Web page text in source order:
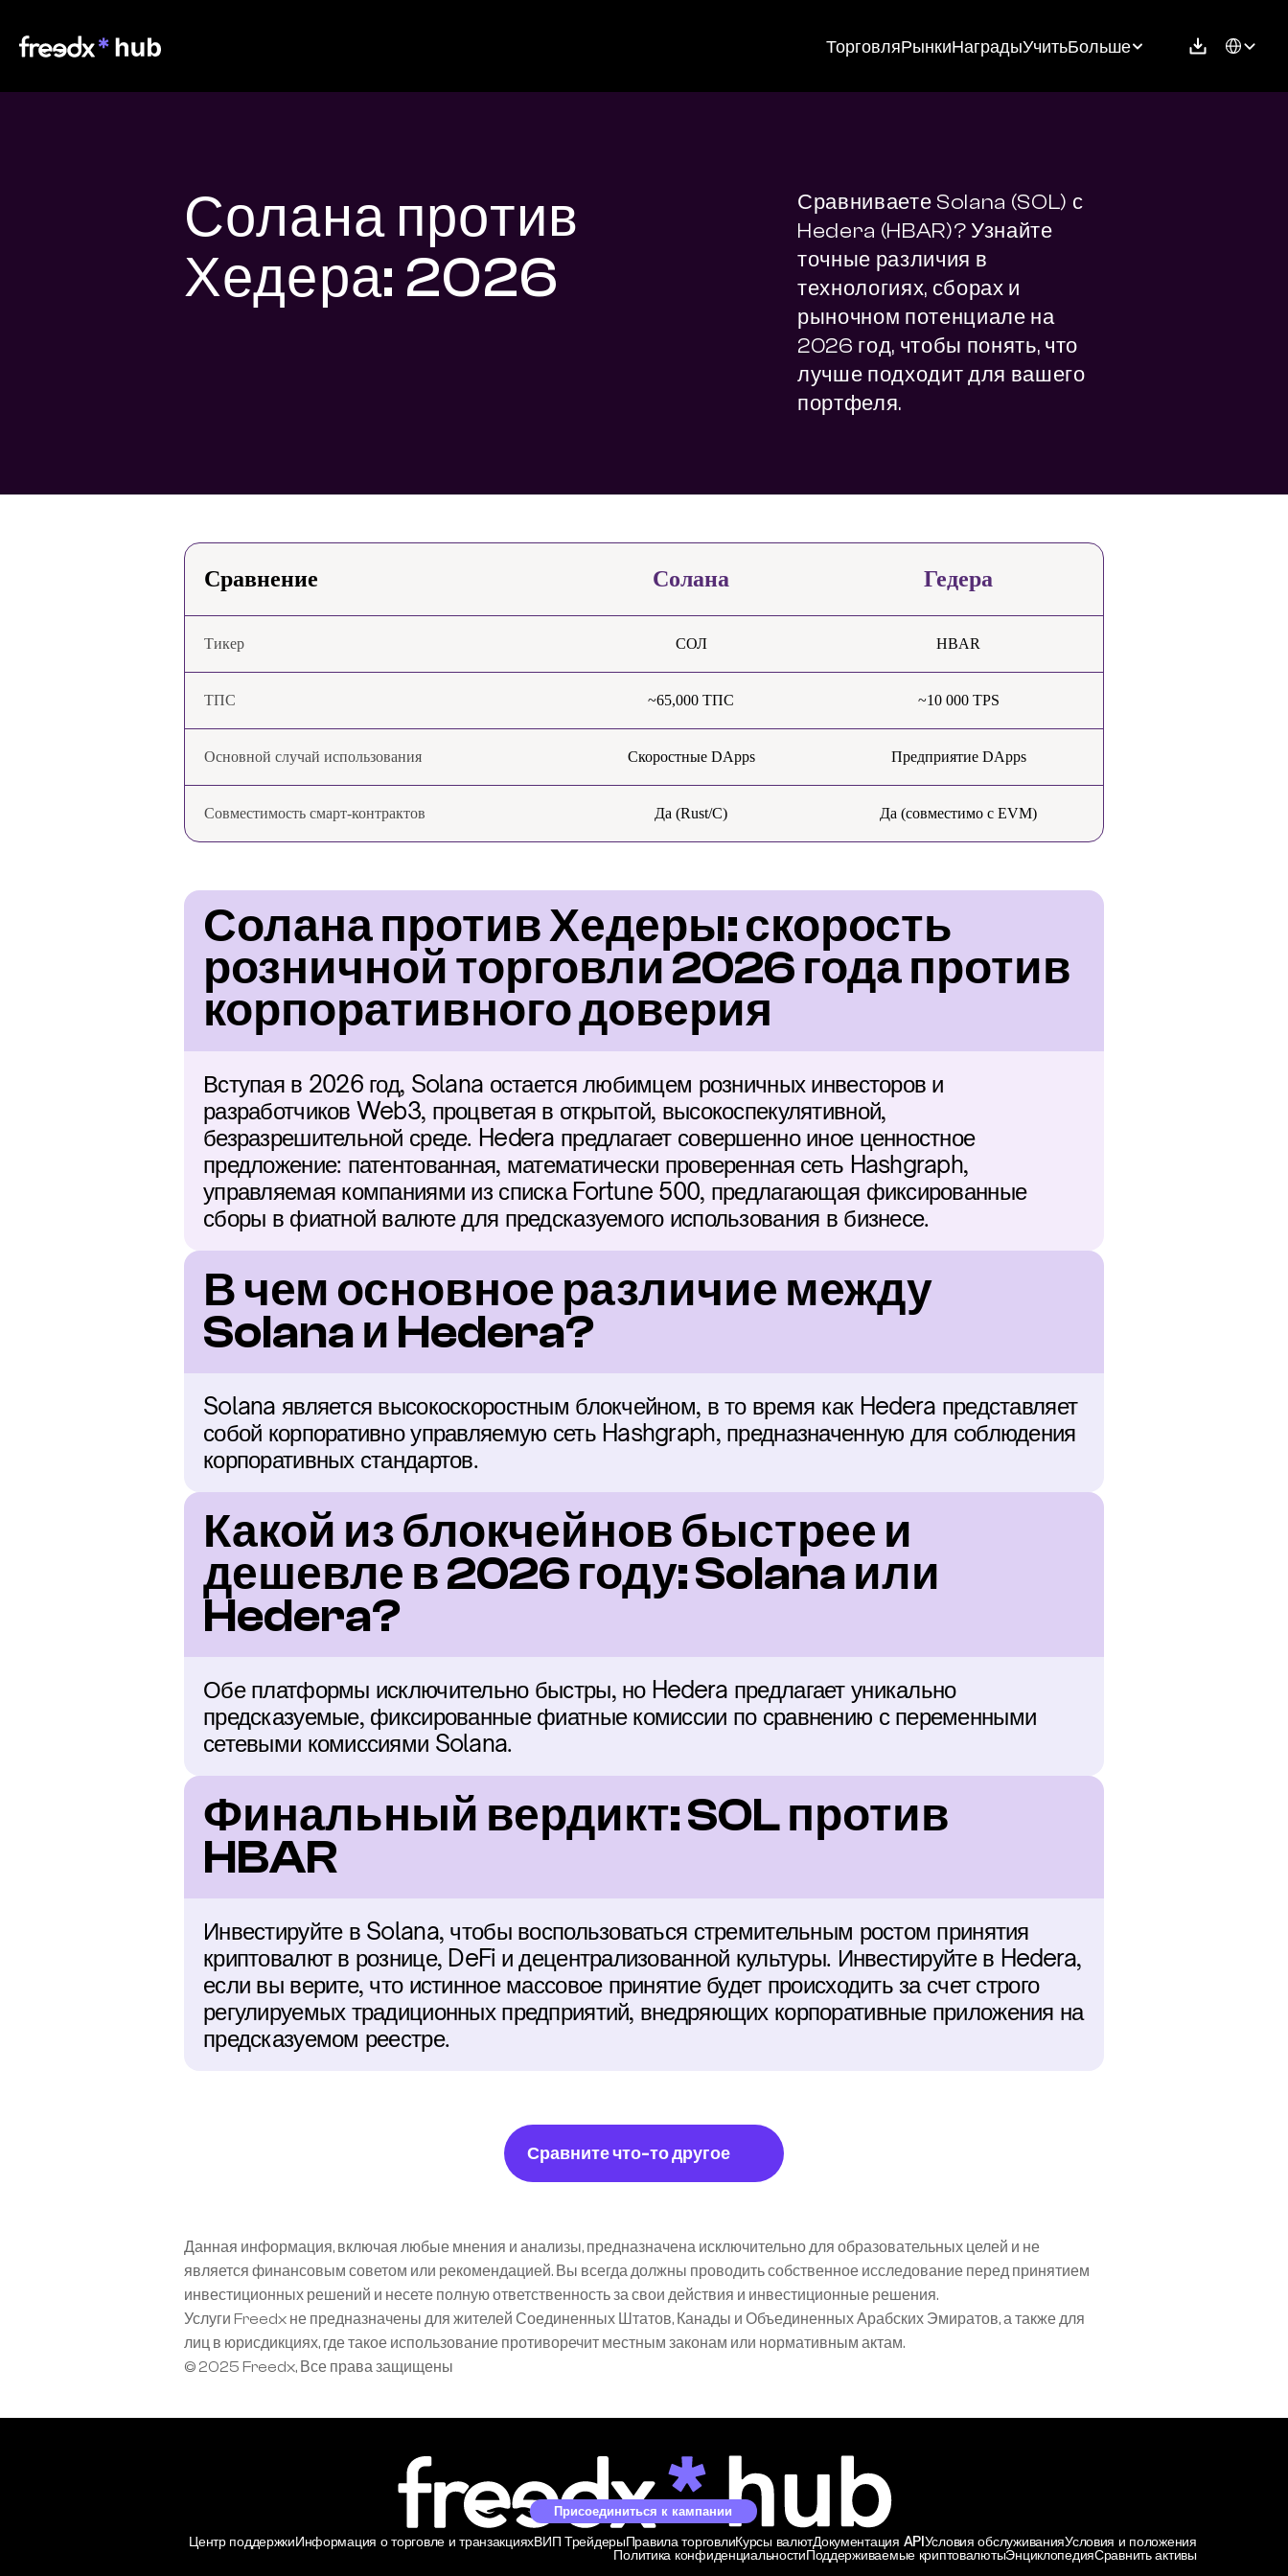
ТорговляРынкиНаградыУчитьБольше Select
Солана против
Хедера: 2026
Сравниваете Solana (SOL) с
Hedera (HBAR)? Узнайте
точные различия в
технологиях, сборах и
рыночном потенциале на
2026 год, чтобы понять, что
лучше подходит для вашего
портфеля.
Сравнение Солана Гедера
Тикер СОЛ HBAR
ТПС ~65,000 ТПС ~10 000 TPS
Основной случай использования Скоростные DApps Предприятие DApps
Совместимость смарт-контрактов Да (Rust/C) Да (совместимо с EVM)
Солана против Хедеры: скорость
розничной торговли 2026 года против
корпоративного доверия
Вступая в 2026 год, Solana остается любимцем розничных инвесторов и
разработчиков Web3, процветая в открытой, высокоспекулятивной,
безразрешительной среде. Hedera предлагает совершенно иное ценностное
предложение: патентованная, математически проверенная сеть Hashgraph,
управляемая компаниями из списка Fortune 500, предлагающая фиксированные
сборы в фиатной валюте для предсказуемого использования в бизнесе.
В чем основное различие между
Solana и Hedera?
Solana является высокоскоростным блокчейном, в то время как Hedera представляет
собой корпоративно управляемую сеть Hashgraph, предназначенную для соблюдения
корпоративных стандартов.
Какой из блокчейнов быстрее и
дешевле в 2026 году: Solana или
Hedera?
Обе платформы исключительно быстры, но Hedera предлагает уникально
предсказуемые, фиксированные фиатные комиссии по сравнению с переменными
сетевыми комиссиями Solana.
Финальный вердикт: SOL против
HBAR
Инвестируйте в Solana, чтобы воспользоваться стремительным ростом принятия
криптовалют в рознице, DeFi и децентрализованной культуры. Инвестируйте в Hedera,
если вы верите, что истинное массовое принятие будет происходить за счет строго
регулируемых традиционных предприятий, внедряющих корпоративные приложения на
предсказуемом реестре.
Сравните что-то другое
Данная информация, включая любые мнения и анализы, предназначена исключительно для образовательных целей и не
является финансовым советом или рекомендацией. Вы всегда должны проводить собственное исследование перед принятием
инвестиционных решений и несете полную ответственность за свои действия и инвестиционные решения.
Услуги Freedx не предназначены для жителей Соединенных Штатов, Канады и Объединенных Арабских Эмиратов, а также для
лиц в юрисдикциях, где такое использование противоречит местным законам или нормативным актам.
© 2025 Freedx, Все права защищены
Присоединиться к кампании
Центр поддержкиИнформация о торговле и транзакцияхВИП ТрейдерыПравила торговлиКурсы валютДокументация APIУсловия обслуживанияУсловия и положения
Политика конфиденциальностиПоддерживаемые криптовалютыЭнциклопедияСравнить активы